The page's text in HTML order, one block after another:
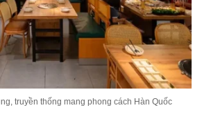
truyền thống mang phong cách Hàn Quốc